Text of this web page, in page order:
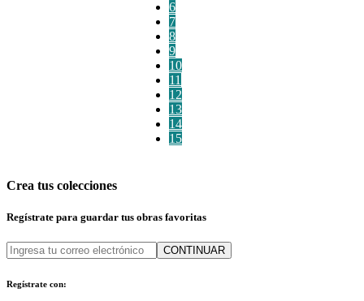
6
7
8
9
10
11
12
13
14
15
Crea tus colecciones
Regístrate para guardar tus obras favoritas
CONTINUAR
Regístrate con: